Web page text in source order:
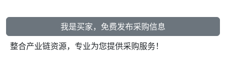
我是买家，免费发布采购信息
整合产业链资源，专业为您提供采购服务！